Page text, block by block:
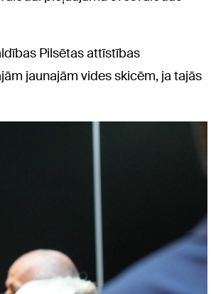
Pilsētas attīstības
jaunajām vides skicēm, ja tajās